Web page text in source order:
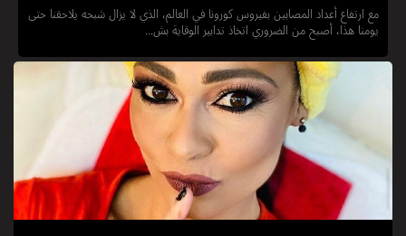
مع ارتفاع أعداد المصابين بفيروس كورونا في العالم، الذي لا يزال شبحه يلاحقنا حتى
يومنا هذا، أصبح من الضروري اتخاذ تدابير الوقاية بش...